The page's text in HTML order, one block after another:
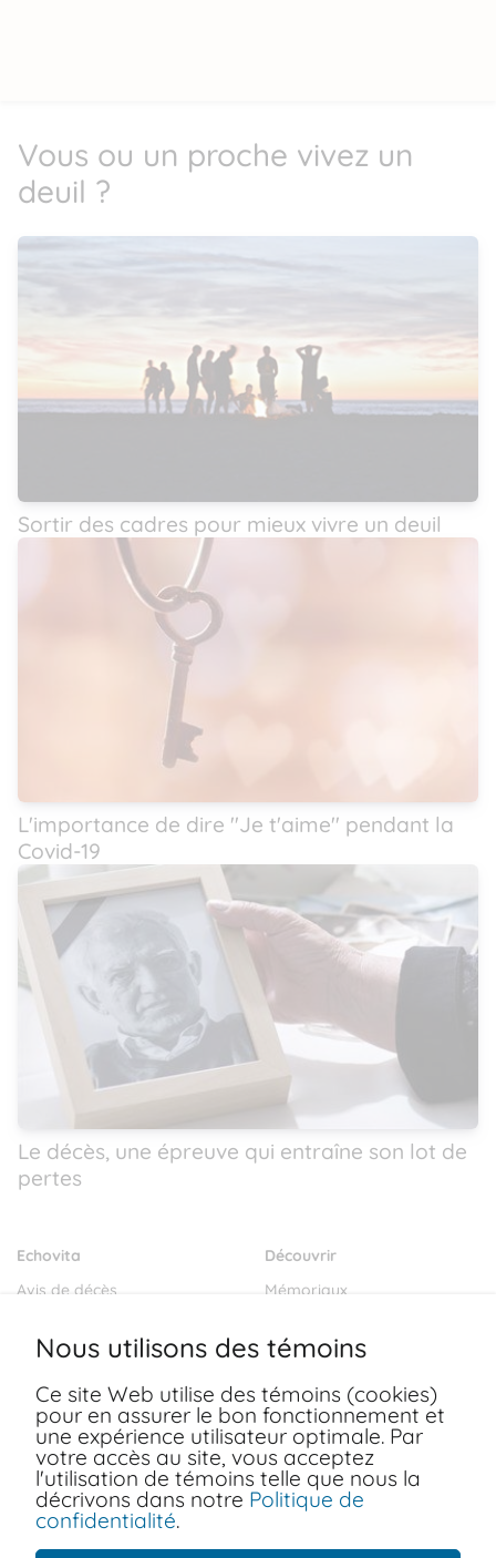
Vous ou un proche vivez un
deuil ?
Sortir des cadres pour mieux vivre un deuil
L'importance de dire ''Je t'aime'' pendant la
Covid-19
Le décès, une épreuve qui entraîne son lot de
pertes
Echovita
Avis de décès
Envoyer des fleurs
Découvrir
Mémoriaux
Blogs
Dernières volontés
Ressources
FAQ
Nous joindre
Conditions d'utilisation
Politiques de confidentialité
Nous utilisons des témoins
Ce site Web utilise des témoins (cookies)
pour en assurer le bon fonctionnement et
une expérience utilisateur optimale. Par
votre accès au site, vous acceptez
l'utilisation de témoins telle que nous la
décrivons dans notre Politique de
confidentialité.